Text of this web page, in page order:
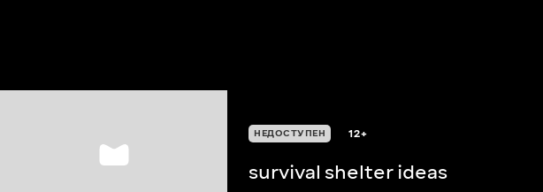
НЕДОСТУПЕН 12+
survival shelter ideas